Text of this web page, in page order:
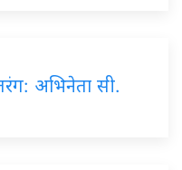
अभिनेता सी.